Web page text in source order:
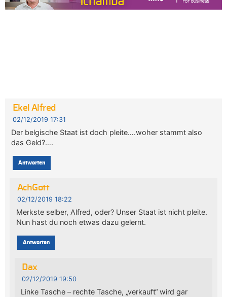
Ekel Alfred
02/12/2019 17:31
Der belgische Staat ist doch pleite….woher stammt also
das Geld?….
Antworten
AchGott
02/12/2019 18:22
Merkste selber, Alfred, oder? Unser Staat ist nicht pleite.
Nun hast du noch etwas dazu gelernt.
Antworten
Dax
02/12/2019 19:50
Linke Tasche – rechte Tasche, „verkauft“ wird gar